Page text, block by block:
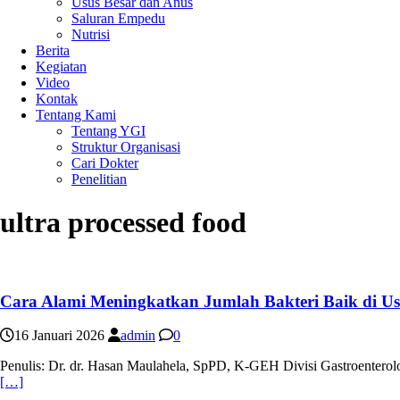
Saluran Empedu
Nutrisi
Berita
Kegiatan
Video
Kontak
Tentang Kami
Tentang YGI
Struktur Organisasi
Cari Dokter
Penelitian
ultra processed food
Cara Alami Meningkatkan Jumlah Bakteri Baik di
16 Januari 2026 admin
0
Penulis: Dr. dr. Hasan Maulahela, SpPD, K-GEH Divisi
[…]